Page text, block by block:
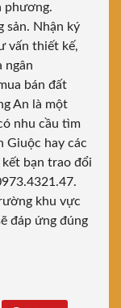
phương.
sản. Nhận ký
vấn thiết kế,
ngân
bán đất
An là một
nhu cầu tìm
Giuộc hay các
bạn trao đổi
khu vực
đáp ứng đúng